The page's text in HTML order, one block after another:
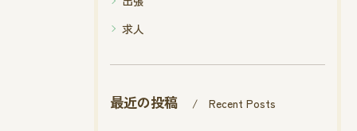
求人
最近の投稿 Recent Posts